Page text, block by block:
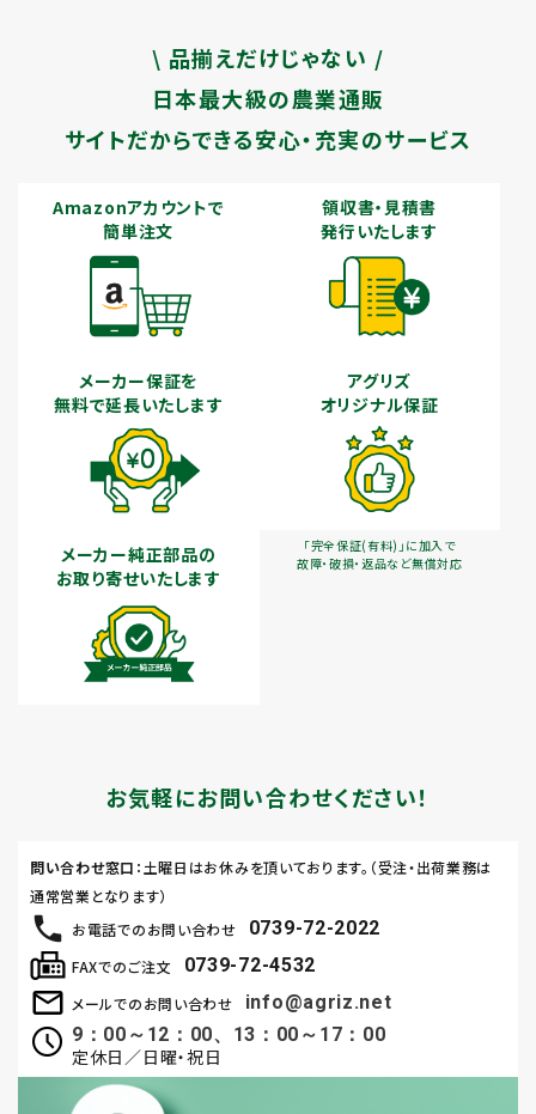
\ 品揃えだけじゃない /
日本最大級の農業通販
サイトだからできる安心・充実のサービス
Amazonアカウントで
簡単注文
領収書・見積書
発行いたします
メーカー保証を
無料で延長いたします
アグリズ
オリジナル保証
「完全保証(有料)」に加入で
故障・破損・返品など無償対応
メーカー純正部品の
お取り寄せいたします
お気軽にお問い合わせください！
お電話でのお問い合わせ 0739-72-2022
メールでのお問い合わせ
info@agriz.net
9：00～12：00、13：00～17：00
定休日／日曜・祝日
FAXでのご注文 0739-72-4532
問い合わせ窓口 ：土曜日はお休みを頂いております。（受注・出荷業務は
通常営業となります）